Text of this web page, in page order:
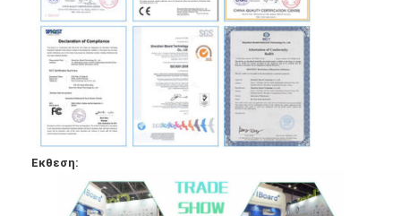
Εκθεση: